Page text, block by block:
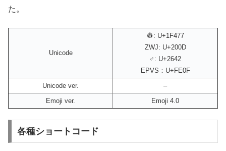
た。
Unicode
👷: U+1F477
ZWJ: U+200D
♂: U+2642
EPVS：U+FE0F
Unicode ver.
–
Emoji ver.
Emoji 4.0
各種ショートコード